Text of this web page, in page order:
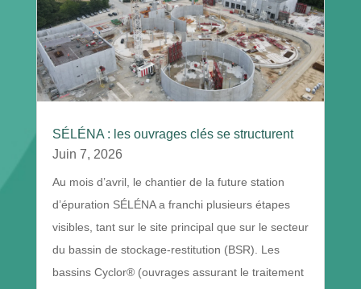
SÉLÉNA : les ouvrages clés se structurent
Juin 7, 2026
Au mois d’avril, le chantier de la future station
d’épuration SÉLÉNA a franchi plusieurs étapes
visibles, tant sur le site principal que sur le secteur
du bassin de stockage-restitution (BSR). Les
bassins Cyclor® (ouvrages assurant le traitement